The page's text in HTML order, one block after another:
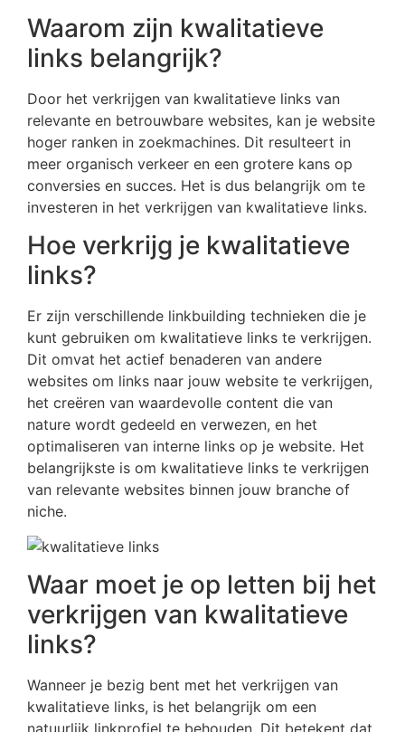
Waarom zijn kwalitatieve
links belangrijk?
Door het verkrijgen van kwalitatieve links van
relevante en betrouwbare websites, kan je website
hoger ranken in zoekmachines. Dit resulteert in
meer organisch verkeer en een grotere kans op
conversies en succes. Het is dus belangrijk om te
investeren in het verkrijgen van kwalitatieve links.
Hoe verkrijg je kwalitatieve
links?
Er zijn verschillende linkbuilding technieken die je
kunt gebruiken om kwalitatieve links te verkrijgen.
Dit omvat het actief benaderen van andere
websites om links naar jouw website te verkrijgen,
het creëren van waardevolle content die van
nature wordt gedeeld en verwezen, en het
optimaliseren van interne links op je website. Het
belangrijkste is om kwalitatieve links te verkrijgen
van relevante websites binnen jouw branche of
niche.
Waar moet je op letten bij het
verkrijgen van kwalitatieve
links?
Wanneer je bezig bent met het verkrijgen van
kwalitatieve links, is het belangrijk om een